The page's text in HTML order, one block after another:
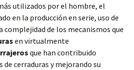
utilizados por el hombre, el
en la producción en serie, uso de
complejidad de los mecanismos que
en virtualmente
que han contribuido
cerraduras y mejorando su